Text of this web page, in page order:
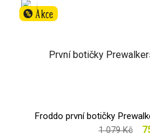
% Akce
Froddo první botičky
1 079 Kč